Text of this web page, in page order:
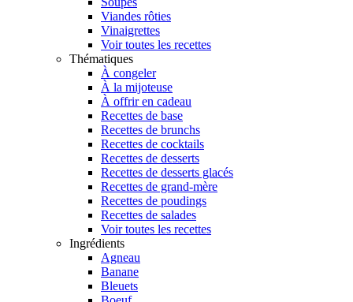
Viandes rôties
Vinaigrettes
Voir toutes les recettes
Thématiques
À congeler
À la mijoteuse
À offrir en cadeau
Recettes de base
Recettes de brunchs
Recettes de cocktails
Recettes de desserts
Recettes de desserts glacés
Recettes de grand-mère
Recettes de poudings
Recettes de salades
Voir toutes les recettes
Ingrédients
Agneau
Banane
Bleuets